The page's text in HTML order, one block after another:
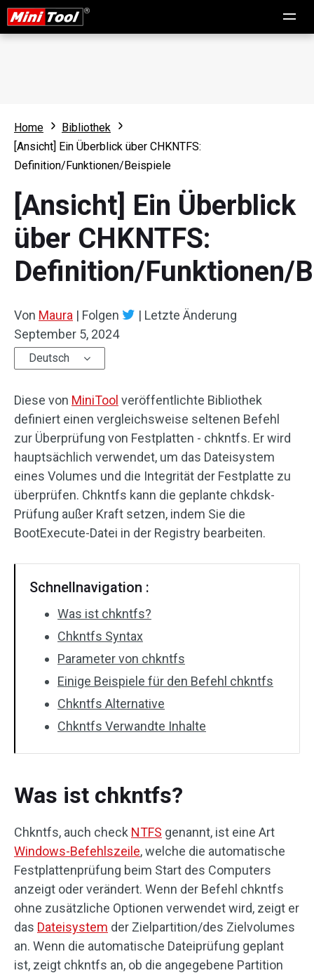
Home
Bibliothek
[Ansicht] Ein Überblick über CHKNTFS:
Definition/Funktionen/Beispiele
[Ansicht] Ein Überblick
über CHKNTFS:
Definition/Funktionen/
Von Maura | Folgen | Letzte Änderung
September 5, 2024
Deutsch
Diese von MiniTool veröffentlichte Bibliothek
definiert einen vergleichsweise seltenen Befehl
zur Überprüfung von Festplatten - chkntfs. Er wird
hauptsächlich verwendet, um das Dateisystem
eines Volumes und die Integrität der Festplatte zu
überprüfen. Chkntfs kann die geplante chkdsk-
Prüfung außer Kraft setzen, indem Sie die
BootExecute-Datei in der Registry bearbeiten.
Schnellnavigation :
Was ist chkntfs?
Chkntfs Syntax
Parameter von chkntfs
Einige Beispiele für den Befehl chkntfs
Chkntfs Alternative
Chkntfs Verwandte Inhalte
Was ist chkntfs?
Chkntfs, auch check NTFS genannt, ist eine Art
Windows-Befehlszeile, welche die automatische
Festplattenprüfung beim Start des Computers
anzeigt oder verändert. Wenn der Befehl chkntfs
ohne zusätzliche Optionen verwendet wird, zeigt er
das Dateisystem der Zielpartition/des Zielvolumes
an. Wenn die automatische Dateiprüfung geplant
ist, zeigt chkntfs an, ob die angegebene Partition